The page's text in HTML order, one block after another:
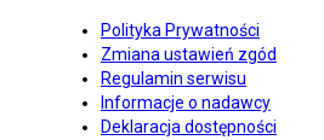
Polityka Prywatności
Zmiana ustawień zgód
Regulamin serwisu
Informacje o nadawcy
Deklaracja dostępności